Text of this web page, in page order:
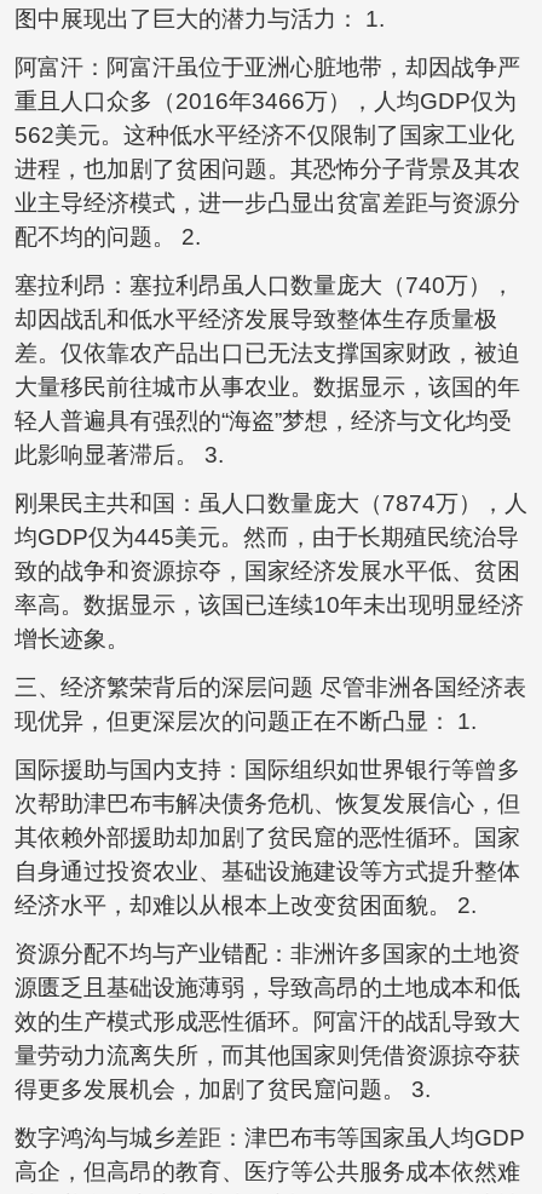
图中展现出了巨大的潜力与活力： 1.
阿富汗：阿富汗虽位于亚洲心脏地带，却因战争严
重且人口众多（2016年3466万），人均GDP仅为
562美元。这种低水平经济不仅限制了国家工业化
进程，也加剧了贫困问题。其恐怖分子背景及其农
业主导经济模式，进一步凸显出贫富差距与资源分
配不均的问题。 2.
塞拉利昂：塞拉利昂虽人口数量庞大（740万），
却因战乱和低水平经济发展导致整体生存质量极
差。仅依靠农产品出口已无法支撑国家财政，被迫
大量移民前往城市从事农业。数据显示，该国的年
轻人普遍具有强烈的“海盗”梦想，经济与文化均受
此影响显著滞后。 3.
刚果民主共和国：虽人口数量庞大（7874万），人
均GDP仅为445美元。然而，由于长期殖民统治导
致的战争和资源掠夺，国家经济发展水平低、贫困
率高。数据显示，该国已连续10年未出现明显经济
增长迹象。
三、经济繁荣背后的深层问题 尽管非洲各国经济表
现优异，但更深层次的问题正在不断凸显： 1.
国际援助与国内支持：国际组织如世界银行等曾多
次帮助津巴布韦解决债务危机、恢复发展信心，但
其依赖外部援助却加剧了贫民窟的恶性循环。国家
自身通过投资农业、基础设施建设等方式提升整体
经济水平，却难以从根本上改变贫困面貌。 2.
资源分配不均与产业错配：非洲许多国家的土地资
源匮乏且基础设施薄弱，导致高昂的土地成本和低
效的生产模式形成恶性循环。阿富汗的战乱导致大
量劳动力流离失所，而其他国家则凭借资源掠夺获
得更多发展机会，加剧了贫民窟问题。 3.
数字鸿沟与城乡差距：津巴布韦等国家虽人均GDP
高企，但高昂的教育、医疗等公共服务成本依然难